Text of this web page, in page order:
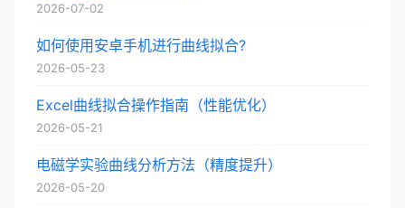
2026-07-02
如何使用安卓手机进行曲线拟合?
2026-05-23
Excel曲线拟合操作指南（性能优化）
2026-05-21
电磁学实验曲线分析方法（精度提升）
2026-05-20